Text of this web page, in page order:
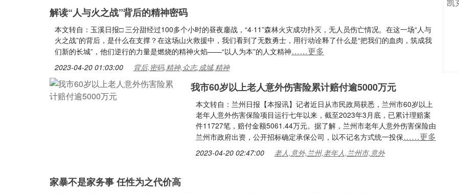
解读“人与火之战”背后的精神密码
本文转自：玉溪日报□ 三分甜经过100多个小时的昼夜鏖战，“4·11”森林火灾成功扑灭，无人员伤亡情况。在这一场“人与
火之战”的背后，是什么在支撑？在这场山火救援中，我们看到了无数勇士，用行动诠释了什么是“把我们的血肉，筑成我
们新的长城”，他们逆行的力量是燃烧的精神火焰——“以人为本”的人文精神……更多
2023-04-20 01:03:00 背后,密码,精神,众志,成城,精神
我市60岁以上老人意外伤害险累计赔付逾5000万元
本文转自：兰州日报【本报讯】记者近日从市民政局获悉，兰州市60岁以上
老年人意外伤害保险项目运行七年以来，截至2023年3月底，已累计理赔案
件11727笔，赔付金额5061.44万元。据了解，兰州市老年人意外伤害保险由
兰州市政府出资，公开招标确定承保公司，以不记名方式统一投保……更多
2023-04-20 02:47:00 老人,意外,兰州,老年人,兰州市,意外
家暴不是家务事 任性为之代价高